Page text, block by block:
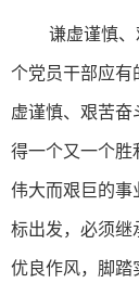
谦虚谨慎
个党员干部应
虚谨慎、艰苦
得一个又一个
伟大而艰巨的事
标出发，必须继
优良作风，脚